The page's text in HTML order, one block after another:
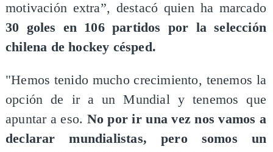
motivación extra”, destacó quien ha marcado
30 goles en 106 partidos por la selección
chilena de hockey césped.
"Hemos tenido mucho crecimiento, tenemos la
opción de ir a un Mundial y tenemos que
apuntar a eso. No por ir una vez nos vamos a
declarar mundialistas, pero somos un